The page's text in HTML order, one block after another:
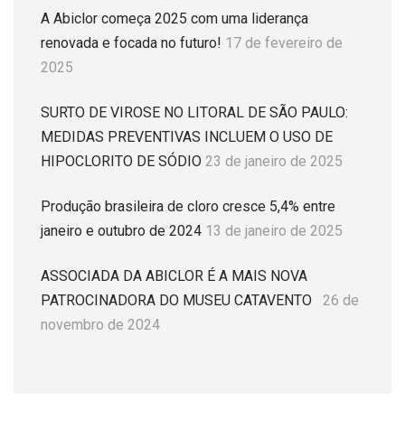
A Abiclor começa 2025 com uma liderança
renovada e focada no futuro! 17 de fevereiro de
2025
SURTO DE VIROSE NO LITORAL DE SÃO PAULO:
MEDIDAS PREVENTIVAS INCLUEM O USO DE
HIPOCLORITO DE SÓDIO 23 de janeiro de 2025
Produção brasileira de cloro cresce 5,4% entre
janeiro e outubro de 2024 13 de janeiro de 2025
ASSOCIADA DA ABICLOR É A MAIS NOVA
PATROCINADORA DO MUSEU CATAVENTO
26 de
novembro de 2024